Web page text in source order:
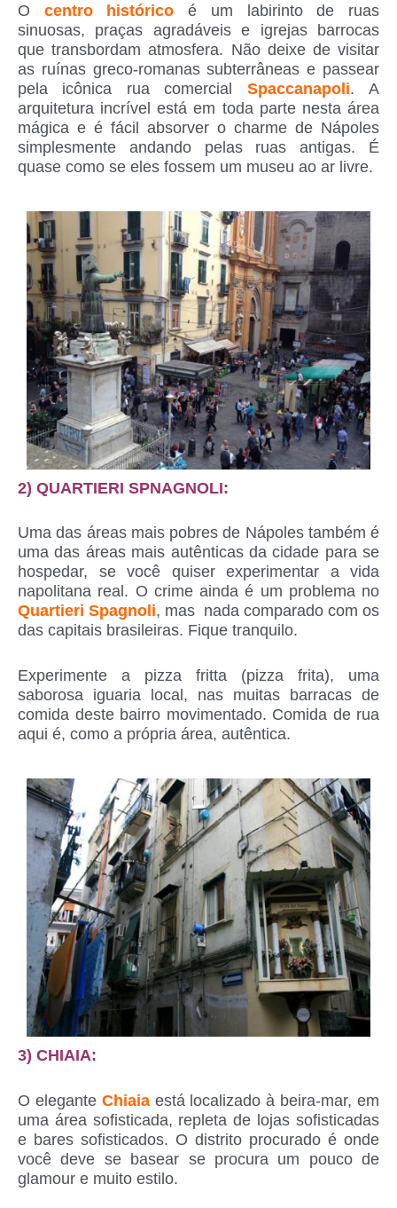
O centro histórico é um labirinto de ruas
sinuosas, praças agradáveis ​​e igrejas barrocas
que transbordam atmosfera. Não deixe de visitar
as ruínas greco-romanas subterrâneas e passear
pela icônica rua comercial Spaccanapoli. A
arquitetura incrível está em toda parte nesta área
mágica e é fácil absorver o charme de Nápoles
simplesmente andando pelas ruas antigas. É
quase como se eles fossem um museu ao ar livre.
2) QUARTIERI SPNAGNOLI:
Uma das áreas mais pobres de Nápoles também é
uma das áreas mais autênticas da cidade para se
hospedar, se você quiser experimentar a vida
napolitana real. O crime ainda é um problema no
Quartieri Spagnoli, mas nada comparado com os
das capitais brasileiras. Fique tranquilo.
Experimente a pizza fritta (pizza frita), uma
saborosa iguaria local, nas muitas barracas de
comida deste bairro movimentado. Comida de rua
aqui é, como a própria área, autêntica.
3) CHIAIA:
O elegante Chiaiaestá localizado à beira-mar, em
uma área sofisticada, repleta de lojas sofisticadas
e bares sofisticados. O distrito procurado é onde
você deve se basear se procura um pouco de
glamour e muito estilo.